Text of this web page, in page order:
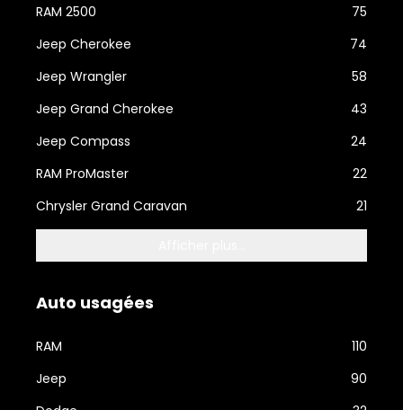
RAM 2500
75
Jeep Cherokee
74
Jeep Wrangler
58
Jeep Grand Cherokee
43
Jeep Compass
24
RAM ProMaster
22
Chrysler Grand Caravan
21
Auto usagées
RAM
110
Jeep
90